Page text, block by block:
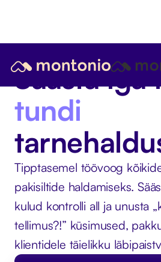
Säästa
tundi
Tipptasemel töövoog
pakisiltide haldamiseks.
kulud kontrolli all ja unusta
tellimus?!” küsimused,
klientidele täielikku